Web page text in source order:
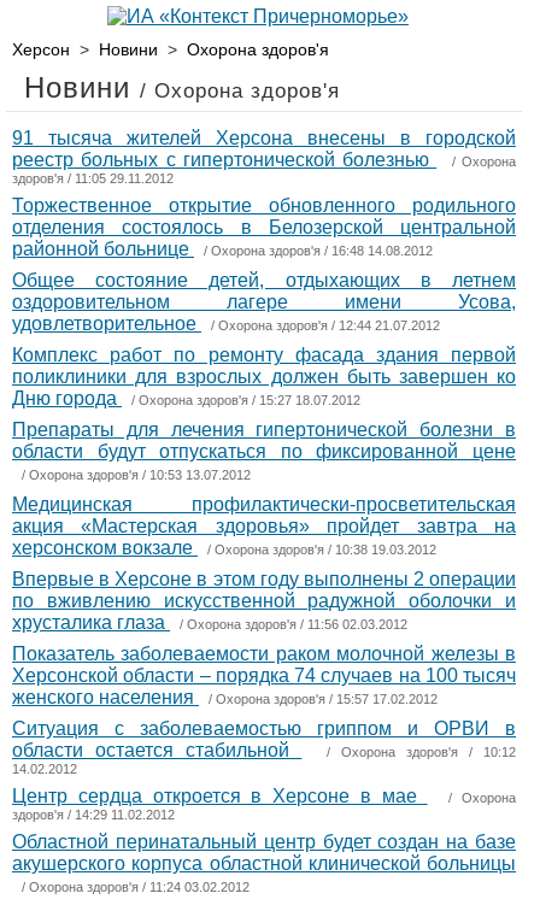
Херсон > Новини > Охорона здоров'я
Новини / Охорона здоров'я
91 тысяча жителей Херсона внесены в городской
реестр больных с гипертонической болезнью
/ Охорона
здоров'я / 11:05 29.11.2012
Торжественное открытие обновленного родильного
отделения состоялось в Белозерской центральной
районной больнице
/ Охорона здоров'я / 16:48 14.08.2012
Общее состояние детей, отдыхающих в летнем
оздоровительном лагере имени Усова,
удовлетворительное
/ Охорона здоров'я / 12:44 21.07.2012
Комплекс работ по ремонту фасада здания первой
поликлиники для взрослых должен быть завершен ко
Дню города
/ Охорона здоров'я / 15:27 18.07.2012
Препараты для лечения гипертонической болезни в
области будут отпускаться по фиксированной цене
/ Охорона здоров'я / 10:53 13.07.2012
Медицинская профилактически-просветительская
акция «Мастерская здоровья» пройдет завтра на
херсонском вокзале
/ Охорона здоров'я / 10:38 19.03.2012
Впервые в Херсоне в этом году выполнены 2 операции
по вживлению искусственной радужной оболочки и
хрусталика глаза
/ Охорона здоров'я / 11:56 02.03.2012
Показатель заболеваемости раком молочной железы в
Херсонской области – порядка 74 случаев на 100 тысяч
женского населения
/ Охорона здоров'я / 15:57 17.02.2012
Ситуация с заболеваемостью гриппом и ОРВИ в
области остается стабильной
/ Охорона здоров'я/ 10:12
14.02.2012
Центр сердца откроется в Херсоне в мае /Охорона
здоров'я / 14:29 11.02.2012
Областной перинатальный центр будет создан на базе
акушерского корпуса областной клинической больницы
/ Охорона здоров'я / 11:24 03.02.2012